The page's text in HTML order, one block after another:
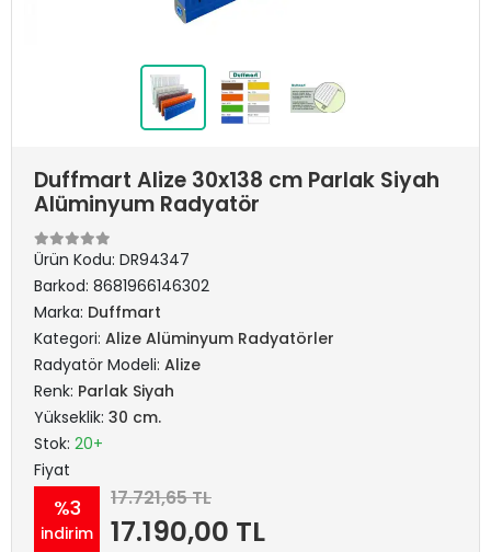
Duffmart Alize 30x138 cm Parlak Siyah
Alüminyum Radyatör
Ürün Kodu: DR94347
Barkod: 8681966146302
Marka: Duffmart
Kategori: Alize Alüminyum Radyatörler
Radyatör Modeli: Alize
Renk: Parlak Siyah
Yükseklik: 30 cm.
Stok: 20+
Fiyat
%3
indirim
17.721,65 TL
17.190,00 TL